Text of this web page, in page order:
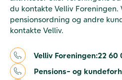
du kontakte Velliv
pensionsordning og andre
kontakte Velliv.
Velliv Foreningen:22 60
Pensions- og